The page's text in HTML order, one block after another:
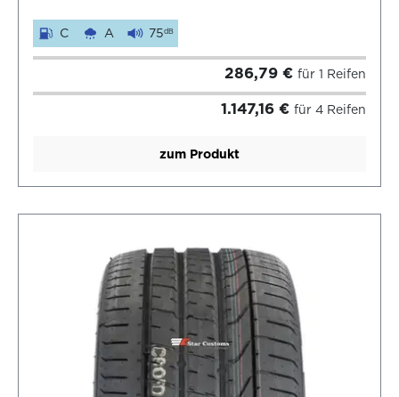
C A 75dB
286,79 € für 1 Reifen
1.147,16 € für 4 Reifen
zum Produkt